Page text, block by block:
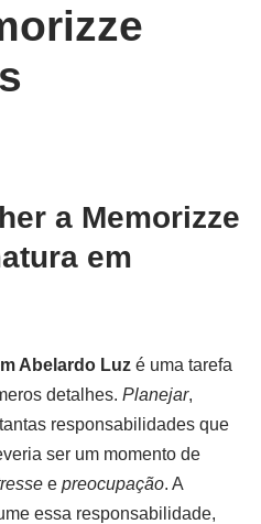
a Memorizze
em
Abelardo Luz é uma tarefa
detalhes. Planejar,
responsabilidades que
ser um momento de
e preocupação. A
essa responsabilidade,